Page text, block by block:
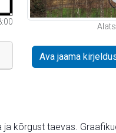
Ava jaama
kõrgust taevas.